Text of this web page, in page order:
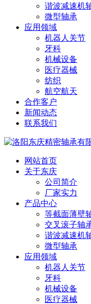
谐波减速机
微型轴承
应用领域
机器人关节
牙科
机械设备
医疗器械
纺织
航空航天
合作客户
新闻动态
联系我们
网站首页
关于东庆
公司简介
厂家实力
产品中心
等截面薄壁
交叉滚子轴
谐波减速机
微型轴承
应用领域
机器人关节
牙科
机械设备
医疗器械